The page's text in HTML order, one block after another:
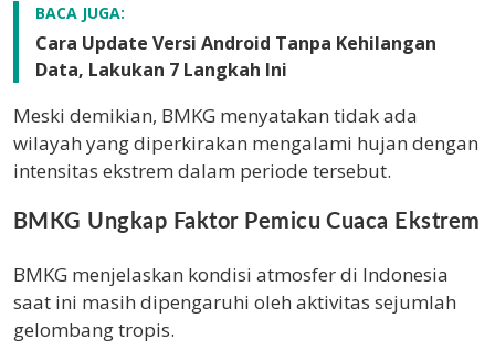
BACA JUGA:
Cara Update Versi Android Tanpa Kehilangan
Data, Lakukan 7 Langkah Ini
Meski demikian, BMKG menyatakan tidak ada
wilayah yang diperkirakan mengalami hujan dengan
intensitas ekstrem dalam periode tersebut.
BMKG Ungkap Faktor Pemicu Cuaca Ekstrem
BMKG menjelaskan kondisi atmosfer di Indonesia
saat ini masih dipengaruhi oleh aktivitas sejumlah
gelombang tropis.